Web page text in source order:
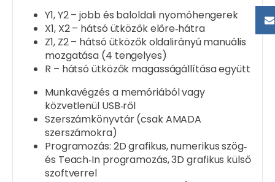
Y1, Y2 – jobb és baloldali nyomóhengerek
X1, X2 – hátsó ütközők előre‑hátra
Z1, Z2 – hátsó ütközők oldalirányú manuális
mozgatása (4 tengelyes)
R – hátsó ütközők magasságállítása együtt
Munkavégzés a memóriából vagy
közvetlenül USB‑ről
Szerszámkönyvtár (csak AMADA
szerszámokra)
Programozás: 2D grafikus, numerikus szög‑
és Teach‑In programozás, 3D grafikus külső
szoftverrel